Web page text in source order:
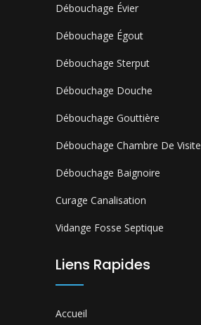
Débouchage Évier
Débouchage Égout
Débouchage Sterput
Débouchage Douche
Débouchage Gouttière
Débouchage Chambre De Visite
Débouchage Baignoire
Curage Canalisation
Vidange Fosse Septique
Liens Rapides
Accueil